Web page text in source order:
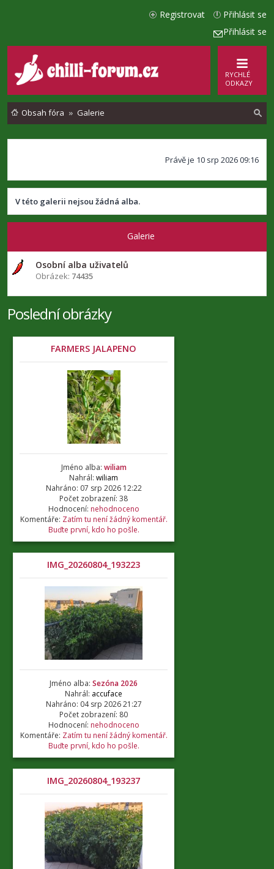
Přihlásit se
Přihlásit se
Registrovat
RYCHLÉ
ODKAZY
Obsah fóra Galerie
d
t
Právě je 10 srp 2026 09:16
V této galerii nejsou žádná alba.
Galerie
Osobní alba uživatelů
Obrázek: 74435
Poslední obrázky
FARMERS JALAPENO
Jméno alba: wiliam
Nahrál: wiliam
Nahráno: 07 srp 2026 12:22
Počet zobrazení: 38
Hodnocení: nehodnoceno
Komentáře: Zatím tu není žádný komentář.
Buďte první, kdo ho pošle.
IMG_20260804_193223
Jméno alba: Sezóna 2026
Nahrál: accuface
Nahráno: 04 srp 2026 21:27
Počet zobrazení: 80
Hodnocení: nehodnoceno
Komentáře: Zatím tu není žádný komentář.
Buďte první, kdo ho pošle.
IMG_20260804_193237